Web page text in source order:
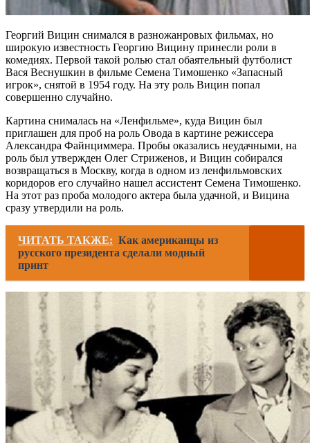
Георгий Вицин снимался в разножанровых фильмах, но
широкую известность Георгию Вицину принесли роли в
комедиях. Первой такой ролью стал обаятельный футболист
Вася Веснушкин в фильме Семена Тимошенко «Запасный
игрок», снятой в 1954 году. На эту роль Вицин попал
совершенно случайно.
Картина снималась на «Ленфильме», куда Вицин был
приглашен для проб на роль Овода в картине режиссера
Александра Файнциммера. Пробы оказались неудачными, на
роль был утвержден Олег Стриженов, и Вицин собирался
возвращаться в Москву, когда в одном из ленфильмовских
коридоров его случайно нашел ассистент Семена Тимошенко.
На этот раз проба молодого актера была удачной, и Вицина
сразу утвердили на роль.
ЧИТАТЬ ТАКЖЕ: Как американцы из
русского президента сделали модный
принт